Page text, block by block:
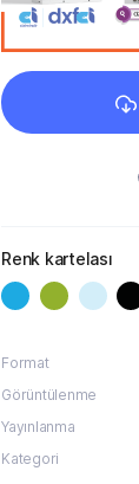
Renk kartelası
Format
Görüntülenme
Yayınlanma
Kategori